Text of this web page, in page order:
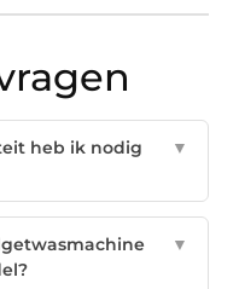
heb ik nodig
▼
▼